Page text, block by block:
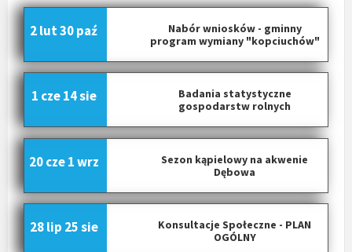
Nabór wniosków - gminny
program wymiany "kopciuchów"
2 lut30 paź
Badania statystyczne
gospodarstw rolnych
1 cze 14 sie
Sezon kąpielowy na akwenie
Dębowa
20 cze 1 wrz
Konsultacje Społeczne - PLAN
OGÓLNY
28 lip 25 sie